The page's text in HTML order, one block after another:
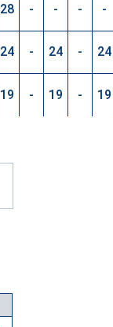
28 - - - -
24 - 24 - 24
19 - 19 - 19